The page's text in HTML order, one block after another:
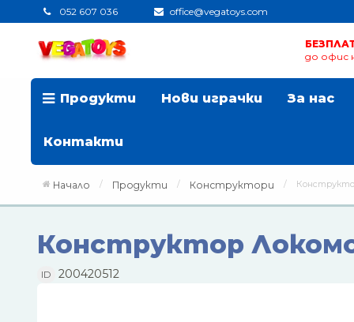
052 607 036 office@vegatoys.com
до офис
Продукти Нови играчки За нас
Контакти
Начало Продукти Конструктори
Конструктор
ID 200420512